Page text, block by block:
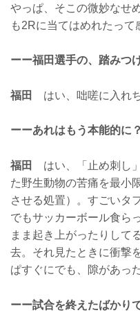
やっぱ、そこの微妙なせ
も2Rに当てはめれたって
ーー福田選手の、踏みつ
福田 はい、咄嗟に入れ
ーーあれはもう本能的に？
福田
はい、「止め刺し
た野生動物の苦痛を最小
させる処置）。すごいタ
でもサッカーボール食ら
まま起き上がったりして
去。それ見たときに衝撃
ぱすぐにでも、隙があっ
ーー試合を終えたばかり